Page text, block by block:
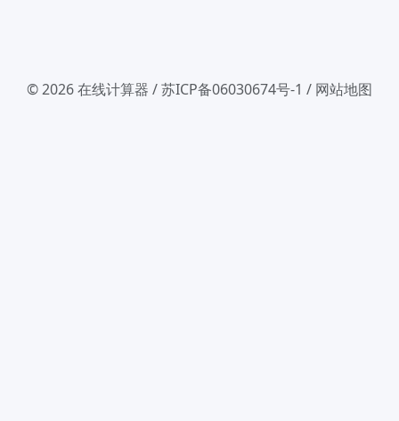
© 2026在线计算器 /苏ICP备06030674号-1 / 网站地图